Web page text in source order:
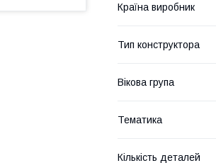
Країна виробник
Тип конструктора
Вікова група
Тематика
Кількість деталей